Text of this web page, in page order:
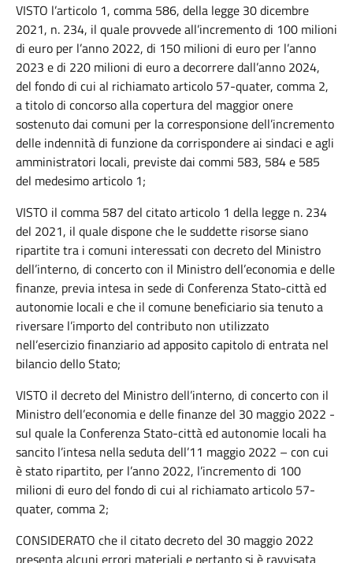
VISTO l’articolo 1, comma 586, della legge 30 dicembre
2021, n. 234, il quale provvede all’incremento di 100 milioni
di euro per l’anno 2022, di 150 milioni di euro per l’anno
2023 e di 220 milioni di euro a decorrere dall’anno 2024,
del fondo di cui al richiamato articolo 57-quater, comma 2,
a titolo di concorso alla copertura del maggior onere
sostenuto dai comuni per la corresponsione dell’incremento
delle indennità di funzione da corrispondere ai sindaci e agli
amministratori locali, previste dai commi 583, 584 e 585
del medesimo articolo 1;
VISTO il comma 587 del citato articolo 1 della legge n. 234
del 2021, il quale dispone che le suddette risorse siano
ripartite tra i comuni interessati con decreto del Ministro
dell’interno, di concerto con il Ministro dell’economia e delle
finanze, previa intesa in sede di Conferenza Stato-città ed
autonomie locali e che il comune beneficiario sia tenuto a
riversare l’importo del contributo non utilizzato
nell’esercizio finanziario ad apposito capitolo di entrata nel
bilancio dello Stato;
VISTO il decreto del Ministro dell’interno, di concerto con il
Ministro dell’economia e delle finanze del 30 maggio 2022 -
sul quale la Conferenza Stato-città ed autonomie locali ha
sancito l’intesa nella seduta dell’11 maggio 2022 – con cui
è stato ripartito, per l’anno 2022, l’incremento di 100
milioni di euro del fondo di cui al richiamato articolo 57-
quater, comma 2;
CONSIDERATO che il citato decreto del 30 maggio 2022
presenta alcuni errori materiali e pertanto si è ravvisata